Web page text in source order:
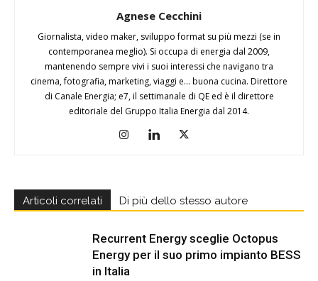
Agnese Cecchini
Giornalista, video maker, sviluppo format su più mezzi (se in
contemporanea meglio). Si occupa di energia dal 2009,
mantenendo sempre vivi i suoi interessi che navigano tra
cinema, fotografia, marketing, viaggi e... buona cucina. Direttore
di Canale Energia; e7, il settimanale di QE ed è il direttore
editoriale del Gruppo Italia Energia dal 2014.
Articoli correlati Di più dello stesso autore
Recurrent Energy sceglie Octopus
Energy per il suo primo impianto BESS
in Italia